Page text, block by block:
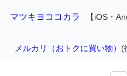
マツキヨココカラ 【iOS・
メルカリ（おトクに買い物） (